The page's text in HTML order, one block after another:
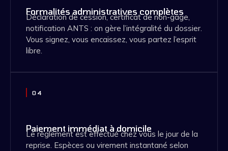
Formalités administratives complètes
Déclaration de cession, certificat de non-gage,
notification ANTS : on gère l’intégralité du dossier.
Vous signez, vous encaissez, vous partez l’esprit
libre.
04
Paiement immédiat à domicile
Le règlement est effectué chez vous le jour de la
reprise. Espèces ou virement instantané selon